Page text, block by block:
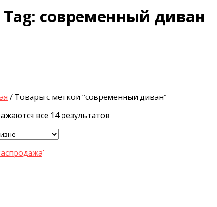
Tag: современный диван
/ Товары с меткой “современный диван”
все 14 результатов